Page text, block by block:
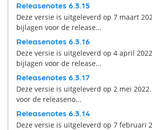
Releasenotes 6.3.15
Deze versie is uitgeleverd op 7 maart
bijlagen voor de release...
Releasenotes 6.3.16
Deze versie is uitgeleverd op 4 april
bijlagen voor de release...
Releasenotes 6.3.17
Deze versie is uitgeleverd op 2 mei
voor de releaseno...
Releasenotes 6.3.14
Deze versie is uitgeleverd op 7 februari